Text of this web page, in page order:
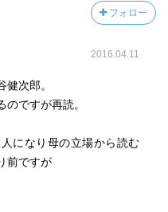
フォロー
2016.04.11
次郎。
ですが再読。
になり母の立場から読む
前ですが